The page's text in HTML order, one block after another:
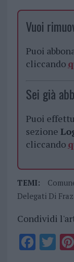
Vuoi
Puoi
cliccando
Sei già
Puoi
sezione
cliccando
TEMI:
Delegati Di
Condividi
F T